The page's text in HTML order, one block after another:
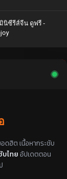
นิซีรีส์จีน ดูฟรี -
ดฮิต เนื้อหากระชับ
บไทยอัปเดตตอน